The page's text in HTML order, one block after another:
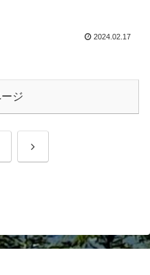
2024.02.17
ジ
次